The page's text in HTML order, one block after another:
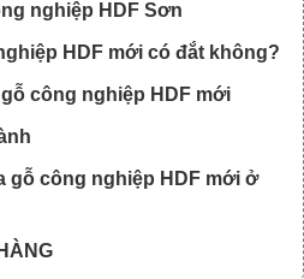
nghiệp HDF Sơn
HDF mới có đắt không?
công nghiệp HDF mới
gỗ công nghiệp HDF mới ở